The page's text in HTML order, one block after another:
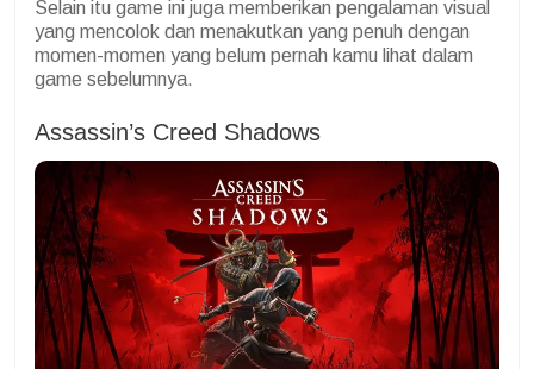
Selain itu game ini juga memberikan pengalaman visual
yang mencolok dan menakutkan yang penuh dengan
momen-momen yang belum pernah kamu lihat dalam
game sebelumnya.
Assassin’s Creed Shadows